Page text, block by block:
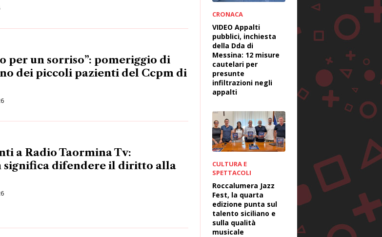
per un sorriso”: pomeriggio di
dei piccoli pazienti del Ccpm di
a Radio Taormina Tv:
significa difendere il diritto alla
CRONACA
VIDEO Appalti
pubblici, inchiesta
della Dda di
Messina: 12 misure
cautelari per
presunte
infiltrazioni negli
appalti
CULTURA E
SPETTACOLI
Roccalumera Jazz
Fest, la quarta
edizione punta sul
talento siciliano e
sulla qualità
musicale